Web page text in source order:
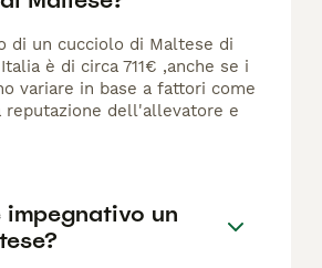
di un cucciolo di Maltese di
è di circa 711€ ,anche se i
variare in base a fattori come
reputazione dell'allevatore e
impegnativo un